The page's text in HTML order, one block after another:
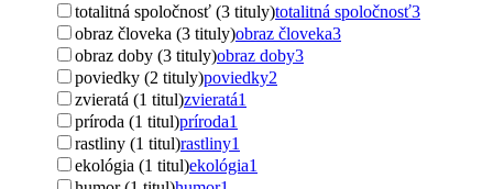
totalitná spoločnosť (3 tituly)totalitná spoločnosť3
obraz človeka (3 tituly)obraz človeka3
obraz doby (3 tituly)obraz doby3
poviedky (2 tituly)poviedky2
zvieratá (1 titul)zvieratá1
príroda (1 titul)príroda1
rastliny (1 titul)rastliny1
ekológia (1 titul)ekológia1